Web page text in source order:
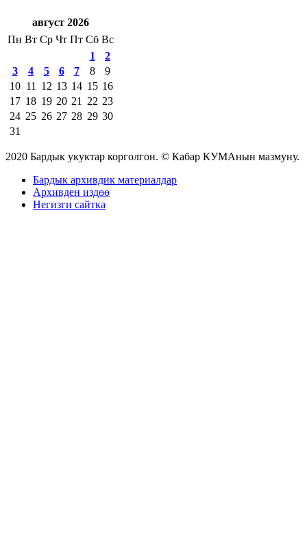
август 2026
Пн Вт Ср Чт Пт Сб Вс
1
2
3
4 5 6 7 8
9
10 11 12 13 14 15 16
17 18 19 20 21 22 23
24 25 26 27 28 29 30
31
2020 Бардык укуктар корголгон. © Кабар КУМАнын мазмуну.
Бардык архивдик материалдар
Архивден издөө
Негизги сайтка